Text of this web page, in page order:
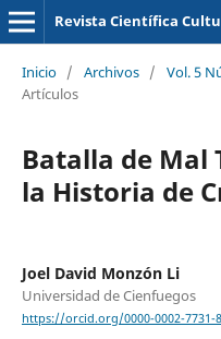
Revista Científica
Inicio / Archivos / Vol. 5
Artículos
Batalla de Mal
la Historia de
Joel David Monzón Li
Universidad de Cienfuegos
https://orcid.org/0000-0002-7731-